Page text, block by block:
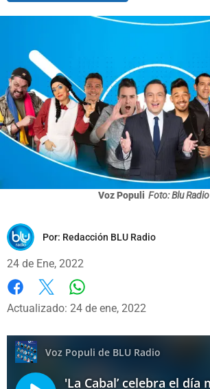
Voz Populi Foto: Blu Radio
Por: Redacción BLU Radio
24 de Ene, 2022
Facebook
X
Actualizado: 24 de ene, 2022